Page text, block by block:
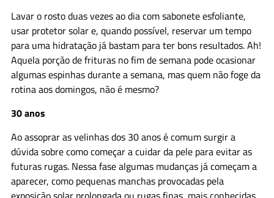
Lavar o rosto duas vezes ao dia com sabonete esfoliante,
usar protetor solar e, quando possível, reservar um tempo
para uma hidratação já bastam para ter bons resultados. Ah!
Aquela porção de frituras no fim de semana pode ocasionar
algumas espinhas durante a semana, masquem não foge da
rotina aos domingos, não é mesmo?
30 anos
Ao assoprar as velinhas dos 30 anos é comum surgir a
dúvida sobre como começar a cuidar da pele para evitar as
futuras rugas. Nessa fase algumas mudanças já começam a
aparecer, como pequenas manchas provocadas pela